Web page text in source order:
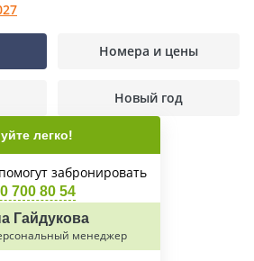
Номера и цены
Новый год
легко!
забронировать
700 80 54
Гайдукова
менеджер